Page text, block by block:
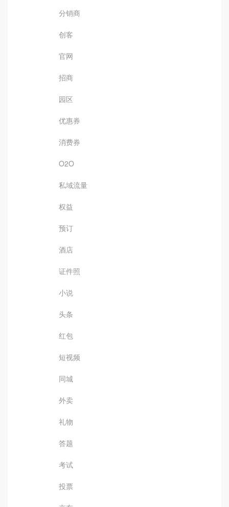
分销商
创客
官网
招商
园区
优惠券
消费券
O2O
私域流量
权益
预订
酒店
证件照
小说
头条
红包
短视频
同城
外卖
礼物
答题
考试
投票